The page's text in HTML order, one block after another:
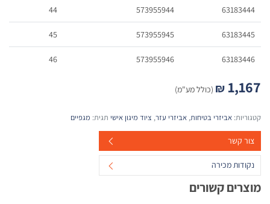
63183444
573955944
44
63183445
573955945
45
63183446
573955946
46
₪ 1,167 (כולל מע"מ)
קטגוריות: אביזרי בטיחות, אביזרי עזר, ציוד מיגון אישי תגית: מגפיים
צור קשר
נקודות מכירה
מוצרים קשורים